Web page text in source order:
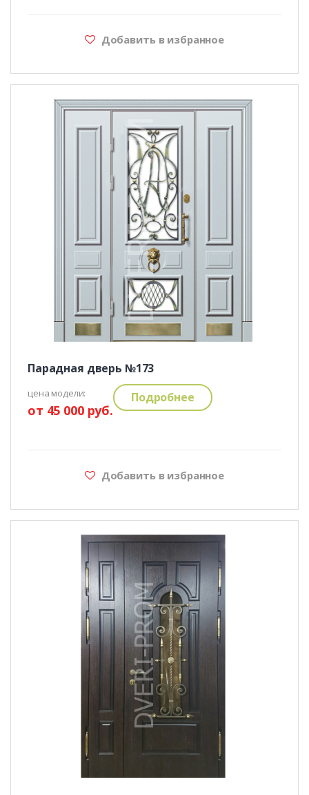
Добавить в избранное
Парадная дверь №173
цена модели:
от 45 000 руб.
Подробнее
Добавить в избранное